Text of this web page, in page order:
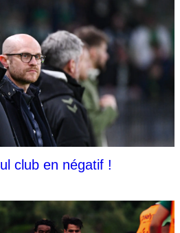
club en négatif !